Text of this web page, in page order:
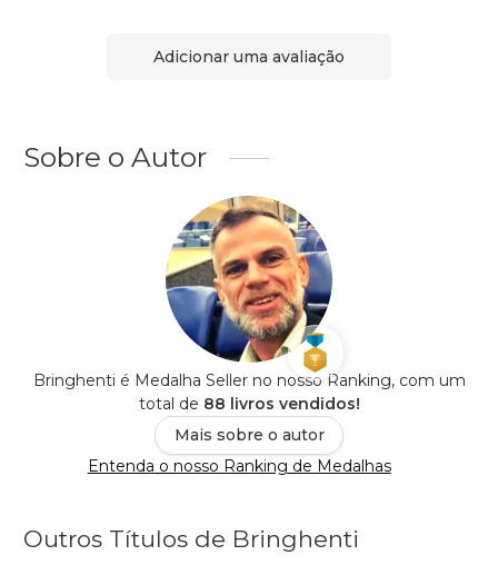
Adicionar uma avaliação
Sobre o Autor
Bringhenti é Medalha Seller no nosso Ranking, com um
total de 88 livros vendidos!
Mais sobre o autor
Entenda o nosso Ranking de Medalhas
Outros Títulos de Bringhenti